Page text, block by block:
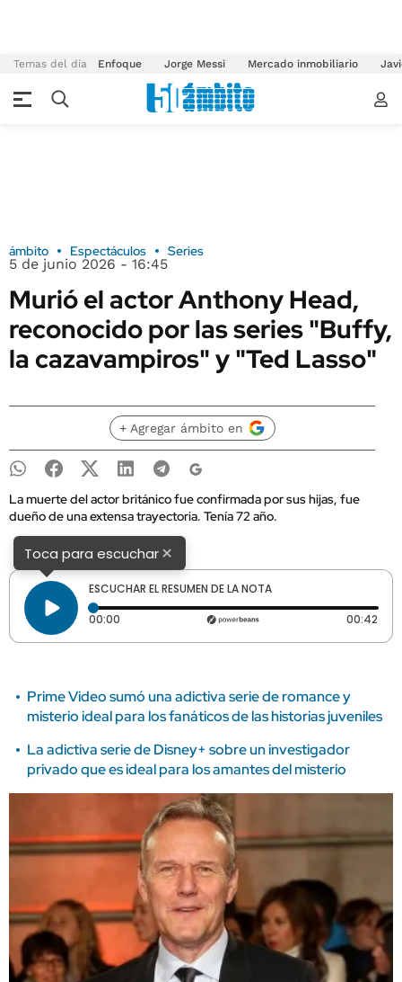
Temas del día Enfoque Jorge Messi Mercado inmobiliario
ámbito Espectáculos Series
5 de junio 2026 - 16:45
Murió el actor Anthony Head,
reconocido por las series "Buffy,
la cazavampiros" y "Ted Lasso"
+ Agregar ámbito en
La muerte del actor británico fue confirmada por sus hijas, fue
dueño de una extensa trayectoria. Tenía 72 año.
Toca para escuchar×
ESCUCHAR EL RESUMEN DE LA NOTA
00:00 Tiempo transcurrido: 0 segundos 00:42
Prime Video sumó una adictiva serie de romance y
misterio ideal para los fanáticos de las historias juveniles
La adictiva serie de Disney+ sobre un investigador
privado que es ideal para los amantes del misterio